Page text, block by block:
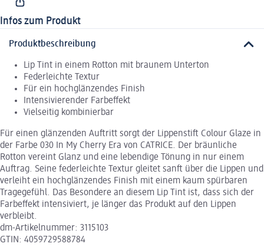
Infos zum Produkt
Produktbeschreibung
Lip Tint in einem Rotton mit braunem Unterton
Federleichte Textur
Für ein hochglänzendes Finish
Intensivierender Farbeffekt
Vielseitig kombinierbar
Für einen glänzenden Auftritt sorgt der Lippenstift Colour Glaze in
der Farbe 030 In My Cherry Era von CATRICE. Der bräunliche
Rotton vereint Glanz und eine lebendige Tönung in nur einem
Auftrag. Seine federleichte Textur gleitet sanft über die Lippen und
verleiht ein hochglänzendes Finish mit einem kaum spürbaren
Tragegefühl. Das Besondere an diesem Lip Tint ist, dass sich der
Farbeffekt intensiviert, je länger das Produkt auf den Lippen
verbleibt.
dm-Artikelnummer: 3115103
GTIN: 4059729588784